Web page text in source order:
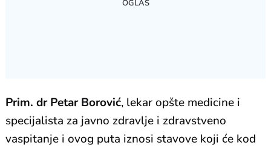
Prim. dr Petar Borović, lekar opšte medicine i
specijalista za javno zdravlje i zdravstveno
vaspitanje i ovog puta iznosi stavove koji će kod